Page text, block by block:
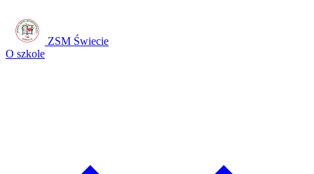
ZSM Świecie
O szkole